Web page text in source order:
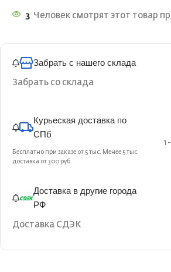
3 Человек смотрят этот товар
Забрать с нашего склада
Забрать со склада
Курьеская доставка по
СПб
Бесплатно при заказе от 5 тыс. Менее 5 тыс.
доставка от 300 руб.
Доставка в другие города
РФ
Доставка СДЭК